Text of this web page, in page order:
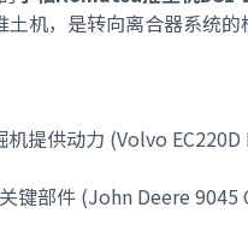
机，是转向离合器系统
机提供动力 (Volvo
键部件 (John Deere